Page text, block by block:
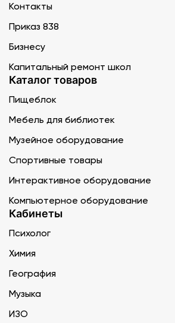
Контакты
Приказ 838
Бизнесу
Капитальный ремонт школ
Каталог товаров
Пищеблок
Мебель для библиотек
Музейное оборудование
Спортивные товары
Интерактивное оборудование
Компьютерное оборудование
Кабинеты
Психолог
Химия
География
Музыка
ИЗО